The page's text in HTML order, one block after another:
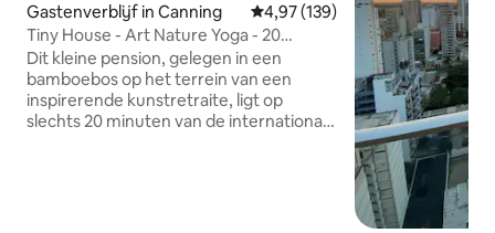
Gastenverblijf in Canning Gemiddelde beoordeling van
4,97 (139)
Tiny House - Art Nature Yoga - 20
minuten EZE luchthaven
Dit kleine pension, gelegen in een
bamboebos op het terrein van een
inspirerende kunstretraite, ligt op
slechts 20 minuten van de internationale